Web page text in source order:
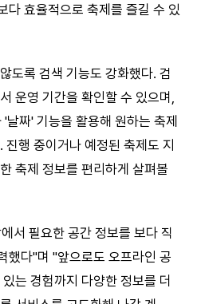
다 효율적으로 축제를 즐길 수 있
도록 검색 기능도 강화했다. 검
운영 기간을 확인할 수 있으며,
날짜' 기능을 활용해 원하는 축제
행 중이거나 예정된 축제도 지
축제 정보를 편리하게 살펴볼
서 필요한 공간 정보를 보다 직
했다"며 "앞으로도 오프라인 공
는 경험까지 다양한 정보를 더